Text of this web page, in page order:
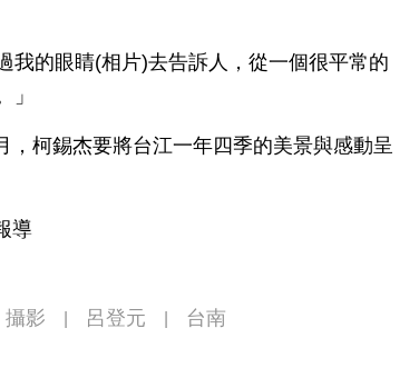
我的眼睛(相片)去告訴人，從一個很平常的
」
柯錫杰要將台江一年四季的美景與感動呈
導
攝影 呂登元 台南